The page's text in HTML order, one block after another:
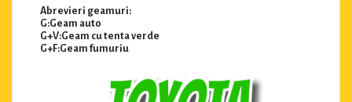
Abrevieri geamuri:
G:Geam auto
G+V:Geam cu tenta verde
G+F:Geam fumuriu